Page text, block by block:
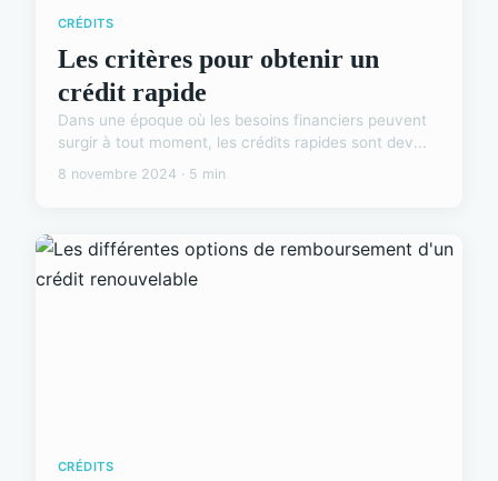
CRÉDITS
Les critères pour obtenir un
crédit rapide
Dans une époque où les besoins financiers peuvent
surgir à tout moment, les crédits rapides sont dev...
8 novembre 2024 · 5 min
CRÉDITS